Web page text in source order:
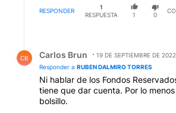
RESPONDER
1
RESPUESTA
1 0
CB Carlos Brun
19 DE SEPTIEMBRE DE 2022
Responder a RUBEN DALMIRO TORRES
Ni hablar de los Fondos
tiene que dar cuenta. Por lo
bolsillo.